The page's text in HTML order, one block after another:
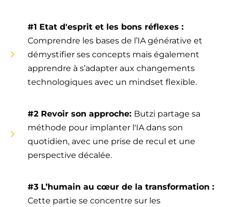
#1 Etat d'esprit et les bons réflexes :
Comprendre les bases de l’IA générative et
démystifier ses concepts mais également
apprendre à s’adapter aux changements
technologiques avec un mindset flexible.
#2 Revoir son approche: Butzi partage sa
méthode pour implanter l'IA dans son
quotidien, avec une prise de recul et une
perspective décalée.
#3 L’humain au cœur de la transformation :
Cette partie se concentre sur les